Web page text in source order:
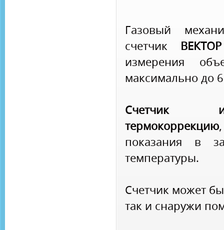
Газовый
счетчик
измерения
максимально до
Счетчик
термокоррекцию
показания в
температуры.
Счетчик может
так и снаружи